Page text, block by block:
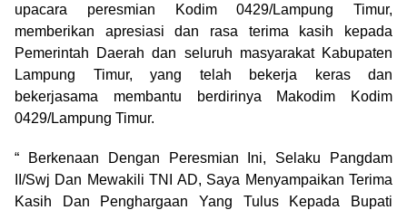
upacara peresmian Kodim 0429/Lampung Timur,
memberikan apresiasi dan rasa terima kasih kepada
Pemerintah Daerah dan seluruh masyarakat Kabupaten
Lampung Timur, yang telah bekerja keras dan
bekerjasama membantu berdirinya Makodim Kodim
0429/Lampung Timur.
“ Berkenaan Dengan Peresmian Ini, Selaku Pangdam
II/Swj Dan Mewakili TNI AD, Saya Menyampaikan Terima
Kasih Dan Penghargaan Yang Tulus Kepada Bupati